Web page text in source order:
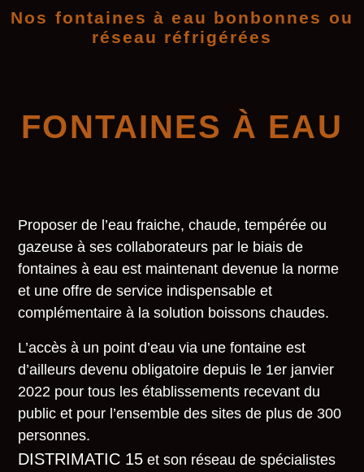
Nos fontaines à eau bonbonnes ou
réseau réfrigérées
FONTAINES À EAU
Proposer de l’eau fraiche, chaude, tempérée ou
gazeuse à ses collaborateurs par le biais de
fontaines à eau est maintenant devenue la norme
et une offre de service indispensable et
complémentaire à la solution boissons chaudes.
L’accès à un point d’eau via une fontaine est
d’ailleurs devenu obligatoire depuis le 1er janvier
2022 pour tous les établissements recevant du
public et pour l’ensemble des sites de plus de 300
personnes.
DISTRIMATIC 15 et son réseau de spécialistes